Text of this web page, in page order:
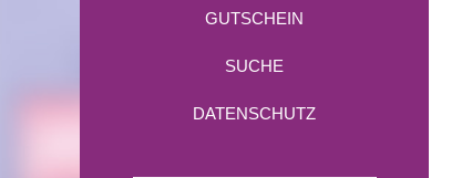
GUTSCHEIN
SUCHE
DATENSCHUTZ